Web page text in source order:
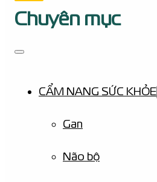
Chuyên mục
CẨM NANG SỨC KHỎE
Gan
Não bộ